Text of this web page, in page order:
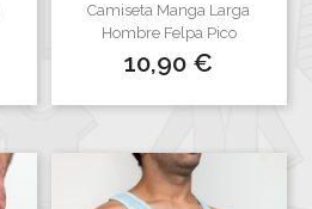
Camiseta Manga Larga
Hombre Felpa Pico
Precio
10,90 €